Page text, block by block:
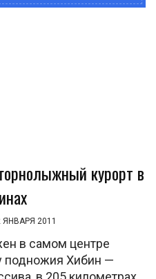
курорт в
ЯНВАРЯ 2011
в самом центре
подножия Хибин —